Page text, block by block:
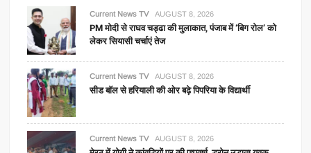
Current News TV AUGUST 8, 2026
PM मोदी से राघव चड्ढा की मुलाकात, पंजाब में ‘बिग रोल’ को
लेकर सियासी चर्चाएं तेज
Current News TV AUGUST 8, 2026
सीड बॉल से हरियाली की ओर बढ़े पिपरिया के विद्यार्थी
Current News TV AUGUST 8, 2026